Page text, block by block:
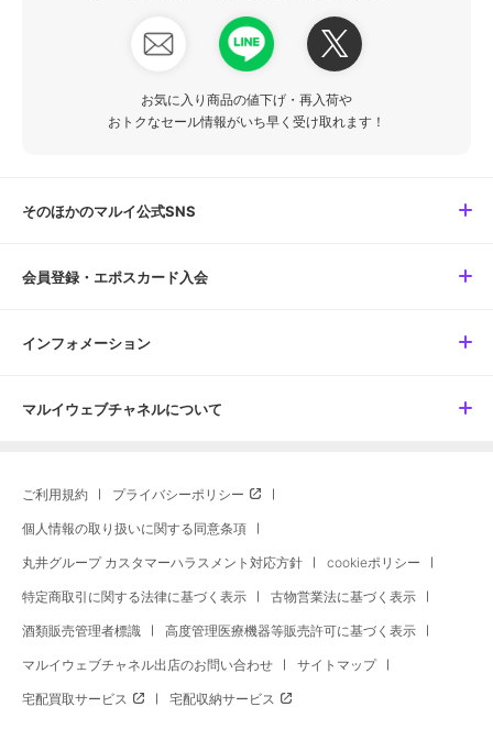
お気に入り商品の値下げ・再入荷や
おトクなセール情報がいち早く受け取れます！
そのほかのマルイ公式SNS
会員登録・エポスカード入会
インフォメーション
マルイウェブチャネルについて
ご利用規約 プライバシーポリシー
個人情報の取り扱いに関する同意条項
丸井グループ カスタマーハラスメント対応方針 cookieポリシー
特定商取引に関する法律に基づく表示 古物営業法に基づく表示
酒類販売管理者標識 高度管理医療機器等販売許可に基づく表示
マルイウェブチャネル出店のお問い合わせ サイトマップ
宅配買取サービス 宅配収納サービス